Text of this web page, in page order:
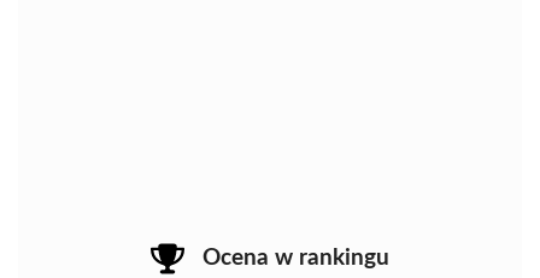
Ocena w rankingu